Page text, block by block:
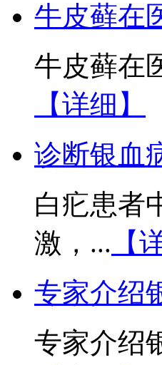
牛皮藓在
牛皮藓在
【详细】
诊断银血
白疕患者
激，... 【
专家介绍
专家介绍